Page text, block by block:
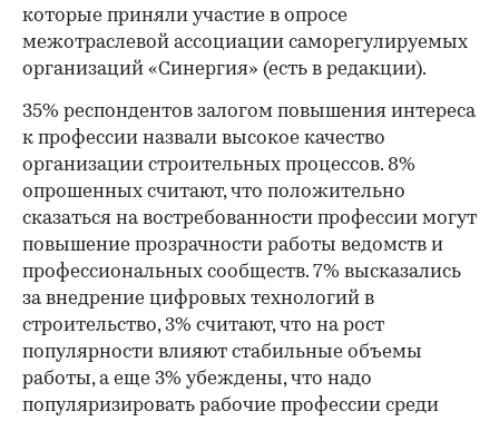
которые приняли участие в опросе
межотраслевой ассоциации саморегулируемых
организаций «Синергия» (есть в редакции).
35% респондентов залогом повышения интереса
к профессии назвали высокое качество
организации строительных процессов. 8%
опрошенных считают, что положительно
сказаться на востребованности профессии могут
повышение прозрачности работы ведомств и
профессиональных сообществ. 7% высказались
за внедрение цифровых технологий в
строительство, 3% считают, что на рост
популярности влияют стабильные объемы
работы, а еще 3% убеждены, что надо
популяризировать рабочие профессии среди